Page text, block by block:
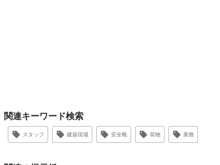
関連キーワード検索
スタッフ 建築現場 安全靴 荷物 業務